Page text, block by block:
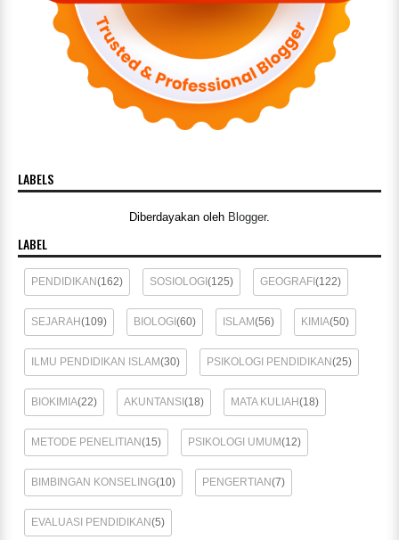
LABELS
Diberdayakan oleh Blogger.
LABEL
PENDIDIKAN(162) SOSIOLOGI (125) GEOGRAFI (122)
SEJARAH(109) BIOLOGI (60) ISLAM(56) KIMIA(50)
ILMU PENDIDIKAN ISLAM(30) PSIKOLOGI PENDIDIKAN(25)
BIOKIMIA(22) AKUNTANSI (18) MATA KULIAH(18)
METODE PENELITIAN(15) PSIKOLOGI UMUM(12)
BIMBINGAN KONSELING(10) PENGERTIAN(7)
EVALUASI PENDIDIKAN(5)